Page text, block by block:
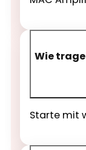
Wie
Starte mit